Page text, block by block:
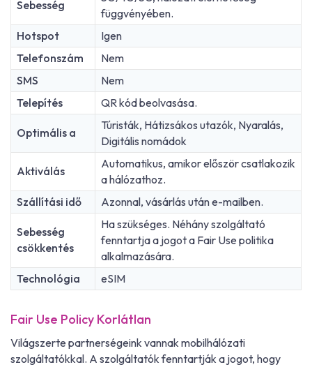
Sebesség
függvényében.
Hotspot
Igen
Telefonszám
Nem
SMS
Nem
Telepítés
QR kód beolvasása.
Optimális a
Túristák, Hátizsákos utazók, Nyaralás,
Digitális nomádok
Aktiválás
Automatikus, amikor először csatlakozik
a hálózathoz.
Szállítási idő
Azonnal, vásárlás után e-mailben.
Sebesség
csökkentés
Ha szükséges. Néhány szolgáltató
fenntartja a jogot a Fair Use politika
alkalmazására.
Technológia
eSIM
Fair Use Policy Korlátlan
Világszerte partnerségeink vannak mobilhálózati
szolgáltatókkal. A szolgáltatók fenntartják a jogot, hogy